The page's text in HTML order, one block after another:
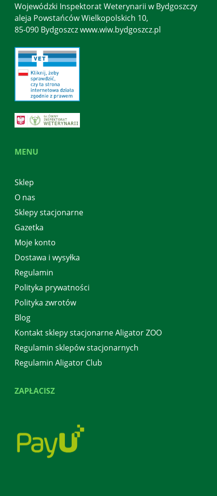
MENU
Sklep
O nas
Sklepy stacjonarne
Gazetka
Moje konto
Dostawa i wysyłka
Regulamin
Polityka prywatności
Polityka zwrotów
Blog
Kontakt sklepy stacjonarne Aligator ZOO
Regulamin sklepów stacjonarnych
Regulamin Aligator Club
ZAPŁACISZ
Wojewódzki Inspektorat Weterynarii w Bydgoszczy
aleja Powstańców Wielkopolskich 10,
85-090 Bydgoszcz www.wiw.bydgoszcz.pl